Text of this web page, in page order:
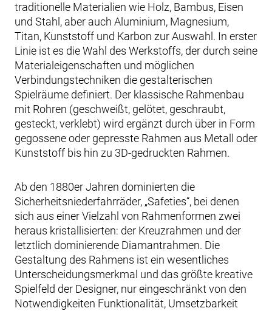
traditionelle Materialien wie Holz, Bambus, Eisen
und Stahl, aber auch Aluminium, Magnesium,
Titan, Kunststoff und Karbon zur Auswahl. In erster
Linie ist es die Wahl des Werkstoffs, der durch seine
Materialeigenschaften und möglichen
Verbindungstechniken die gestalterischen
Spielräume definiert. Der klassische Rahmenbau
mit Rohren (geschweißt, gelötet, geschraubt,
gesteckt, verklebt) wird ergänzt durch über in Form
gegossene oder gepresste Rahmen aus Metall oder
Kunststoff bis hin zu 3D-gedruckten Rahmen.
Ab den 1880er Jahren dominierten die
Sicherheitsniederfahrräder, „Safeties“, bei denen
sich aus einer Vielzahl von Rahmenformen zwei
heraus kristallisierten: der Kreuzrahmen und der
letztlich dominierende Diamantrahmen. Die
Gestaltung des Rahmens ist ein wesentliches
Unterscheidungsmerkmal und das größte kreative
Spielfeld der Designer, nur eingeschränkt von den
Notwendigkeiten Funktionalität, Umsetzbarkeit